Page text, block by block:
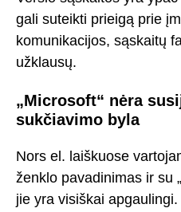
gali suteikti prieigą prie
komunikacijos, sąskaitų
užklausų.
„Microsoft“ nėra
sukčiavimo byla
Nors el. laiškuose
ženklo pavadinimas ir su
jie yra visiškai apgaulingi.